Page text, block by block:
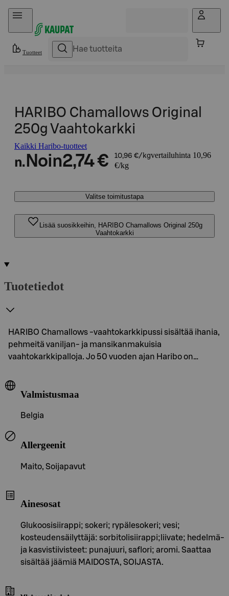
Hyppää sisältöön
Tuotteet
HARIBO Chamallows Original
250g Vaahtokarkki
Kaikki Haribo-tuotteet
n. Noin2,74 € 10,96 €/kgvertailuhinta 10,96
€/kg
Valitse toimitustapa
Lisää suosikkeihin, HARIBO Chamallows Original 250g
Vaahtokarkki
Tuotetiedot
HARIBO Chamallows -vaahtokarkkipussi sisältää ihania,
pehmeitä vaniljan- ja mansikanmakuisia
vaahtokarkkipalloja. Jo 50 vuoden ajan Haribo on…
Valmistusmaa
Belgia
Allergeenit
Maito, Soijapavut
Ainesosat
Glukoosisiirappi; sokeri; rypälesokeri; vesi;
kosteudensäilyttäjä: sorbitolisiirappi;liivate; hedelmä-
ja kasvistiivisteet: punajuuri, saflori; aromi. Saattaa
sisältää jäämiä MAIDOSTA, SOIJASTA.